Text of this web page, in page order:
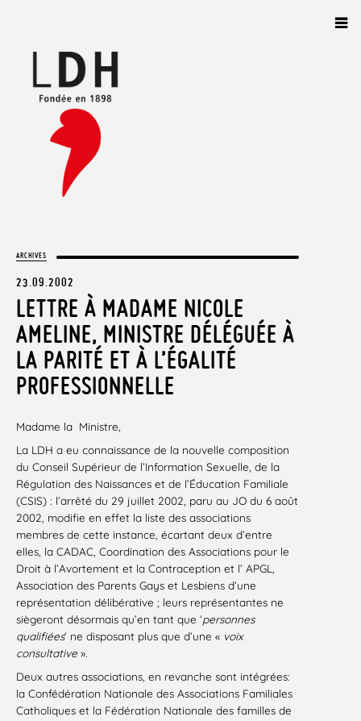
ARCHIVES
23.09.2002
LETTRE À MADAME NICOLE
AMELINE, MINISTRE DÉLÉGUÉE À
LA PARITÉ ET À L’ÉGALITÉ
PROFESSIONNELLE
Madame la Ministre,
La LDH a eu connaissance de la nouvelle composition
du Conseil Supérieur de l’Information Sexuelle, de la
Régulation des Naissances et de l’Éducation Familiale
(CSIS) : l’arrêté du 29 juillet 2002, paru au JO du 6 août
2002, modifie en effet la liste des associations
membres de cette instance, écartant deux d’entre
elles, la CADAC, Coordination des Associations pour le
Droit à l’Avortement et la Contraception et l’ APGL,
Association des Parents Gays et Lesbiens d’une
représentation délibérative ; leurs représentantes ne
siègeront désormais qu’en tant que ‘personnes
qualifiées‘ ne disposant plus que d’une « voix
consultative ».
Deux autres associations, en revanche sont intégrées:
la Confédération Nationale des Associations Familiales
Catholiques et la Fédération Nationale des familles de